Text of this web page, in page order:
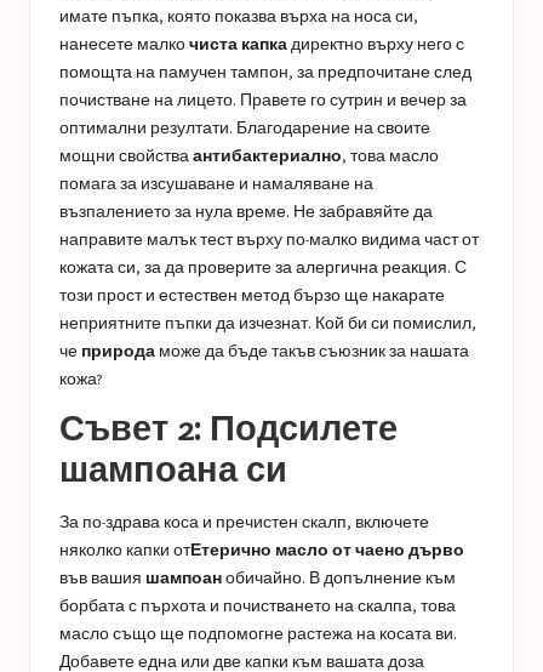
имате пъпка, която показва върха на носа си,
нанесете малкочиста капкадиректно върху него с
помощта на памучен тампон, за предпочитане след
почистване на лицето. Правете го сутрин и вечер за
оптимални резултати. Благодарение на своите
мощни свойстваантибактериално, това масло
помага за изсушаване и намаляване на
възпалението за нула време. Не забравяйте да
направите малък тест върху по-малко видима част от
кожата си, за да проверите за алергична реакция. С
този прост и естествен метод бързо ще накарате
неприятните пъпки да изчезнат. Кой би си помислил,
че природа може да бъде такъв съюзник за нашата
кожа?
Съвет 2: Подсилете
шампоана си
За по-здрава коса и пречистен скалп, включете
няколко капки отЕтерично масло от чаено дърво
във вашия шампоанобичайно. В допълнение към
борбата с пърхота и почистването на скалпа, това
масло също ще подпомогне растежа на косата ви.
Добавете една или две капки към вашата доза